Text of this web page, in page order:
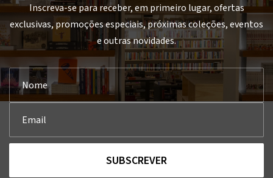
Inscreva-se para receber, em primeiro lugar, ofertas
exclusivas, promoções especiais, próximas coleções, eventos
e outras novidades.
SUBSCREVER